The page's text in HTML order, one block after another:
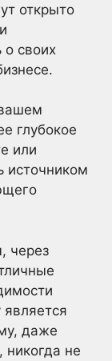
открыто
о своих
глубокое
или
источником
через
даже
никогда не